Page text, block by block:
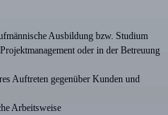
Ausbildung bzw. Studium
oder in der Betreuung
Auftreten gegenüber Kunden und
Arbeitsweise